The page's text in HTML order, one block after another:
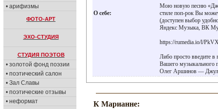
• арифизмы
ФОТО-АРТ
ЭХО-СТУДИЯ
СТУДИЯ ПОЭТОВ
• золотой фонд поэзии
• поэтический салон
• Зал Славы
• поэтические отзывы
• неформат
О себе:
Мою новую песню
стиле поп-рок Вы
(доступен выбор
Яндекс Музыка, ВК
https://rumedia.io/l/
Либо просто введите в
Вашего музыкального
Олег Аршинов —
К Марианне: